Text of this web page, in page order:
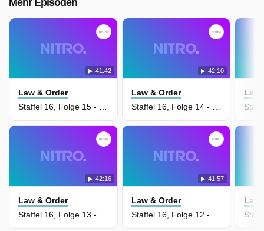
41:42
Law & Order
Staffel 16, Folge 15 - Sohn des Bösen
42:10
Law & Order
Staffel 16, Folge 14 - Nicht nur Illusionen sterben
42:16
Law & Order
41:57
Law & Order
Law
Law